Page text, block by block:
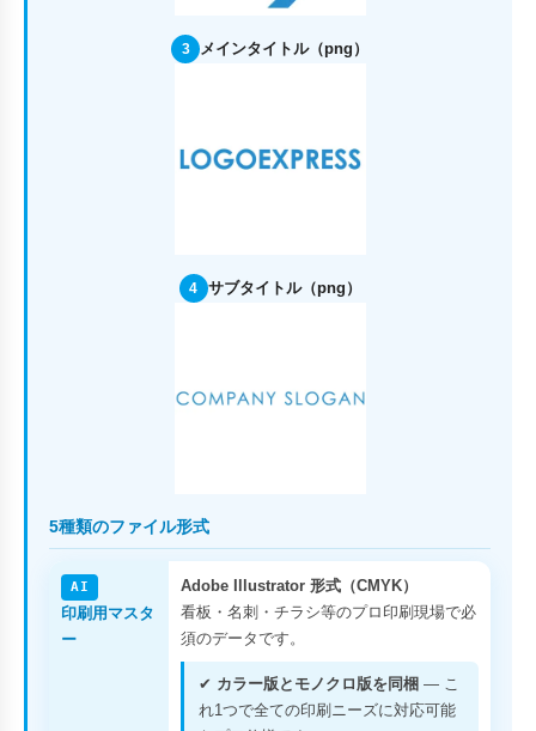
3 メインタイトル（png）
4 サブタイトル（png）
5種類のファイル形式
AI
印刷用マスタ
ー
Adobe Illustrator 形式（CMYK）
看板・名刺・チラシ等のプロ印刷現場で必
須のデータです。
✔ カラー版とモノクロ版を同梱 — こ
れ1つで全ての印刷ニーズに対応可能